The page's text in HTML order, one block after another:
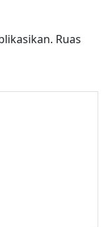
Ruas